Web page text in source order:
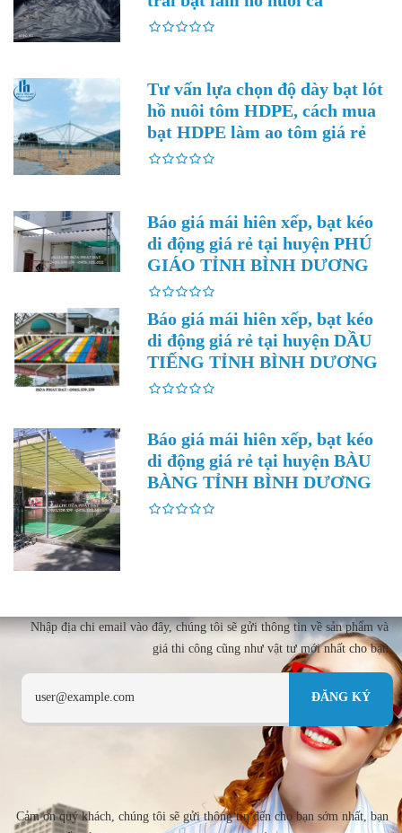
Tư vấn lựa chọn độ dày bạt lót
hồ nuôi tôm HDPE, cách mua
bạt HDPE làm ao tôm giá rẻ
Báo giá mái hiên xếp, bạt kéo
di động giá rẻ tại huyện PHÚ
GIÁO TỈNH BÌNH DƯƠNG
Báo giá mái hiên xếp, bạt kéo
di động giá rẻ tại huyện DẦU
TIẾNG TỈNH BÌNH DƯƠNG
Báo giá mái hiên xếp, bạt kéo
di động giá rẻ tại huyện BÀU
BÀNG TỈNH BÌNH DƯƠNG
Nhập địa chi email vào đây, chúng tôi sẽ gửi thông tin về sản phẩm và
giá thi công cũng như vật tư mới nhất cho bạn
Cảm ơn quý khách, chúng tôi sẽ gửi thông tin đến cho bạn sớm nhất, bạn